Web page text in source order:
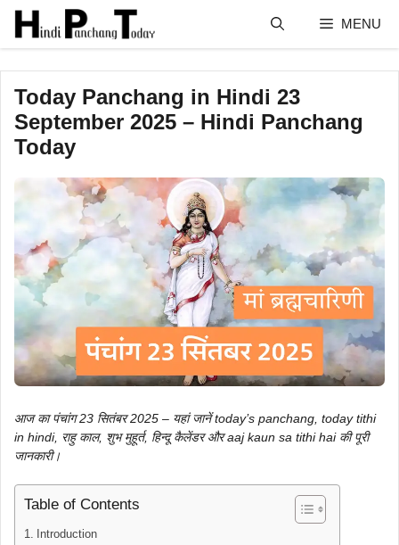
Skip
content
MENU
Today Panchang in Hindi 23
September 2025 – Hindi Panchang
Today
आज का पंचांग 23 सितंबर 2025 – यहां जानें today’s panchang, today tithi
in hindi, राहु काल, शुभ मुहूर्त, हिन्दू कैलेंडर और aaj kaun sa tithi hai की पूरी
जानकारी।
Table of Contents
Introduction